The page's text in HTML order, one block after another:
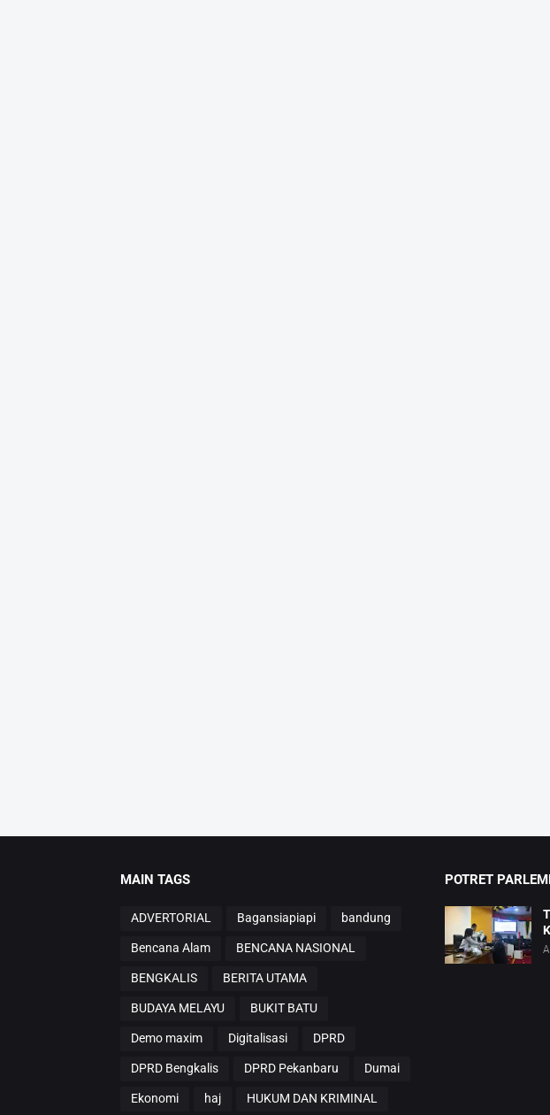
MAIN TAGS
ADVERTORIAL Bagansiapiapi bandung
Bencana Alam BENCANA NASIONAL
BENGKALIS BERITA UTAMA
BUDAYA MELAYU BUKIT BATU
Demo maxim Digitalisasi DPRD
DPRD Bengkalis DPRD Pekanbaru Dumai
Ekonomi haj HUKUM DAN KRIMINAL
POTRET